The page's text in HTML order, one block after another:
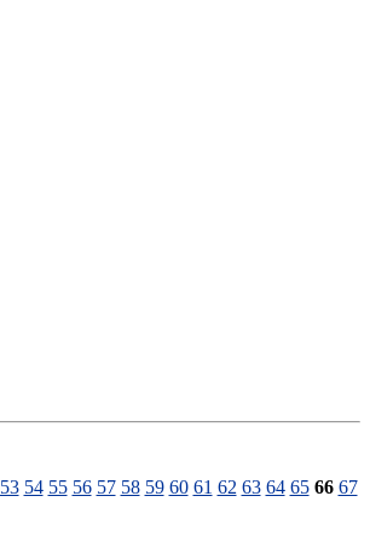
53 54 55 56 57 58 59 60 61 62 63 64 65 66 67